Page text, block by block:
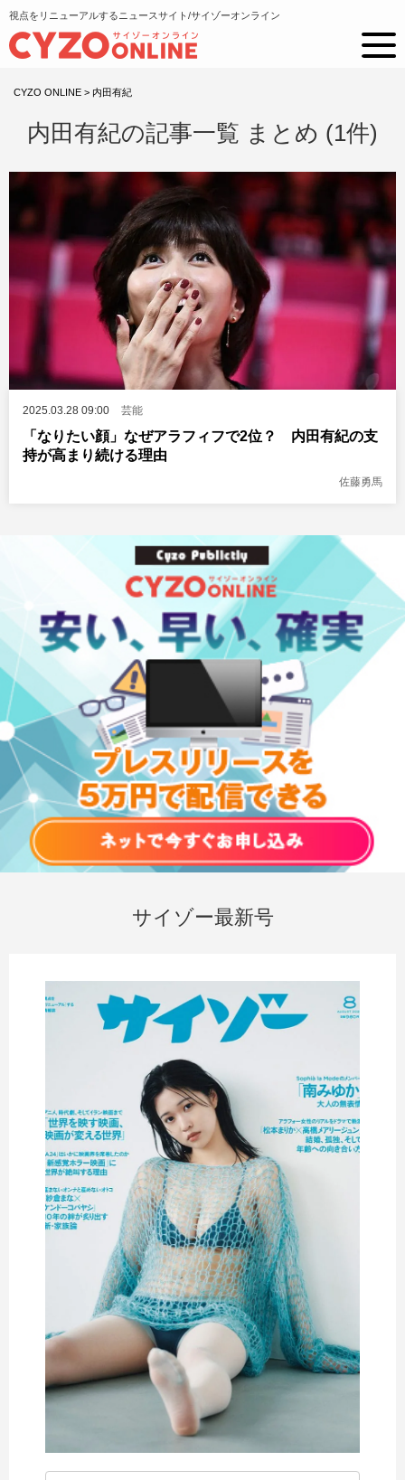
視点をリニューアルするニュースサイト/サイゾーオンライン
CYZO ONLINE > 内田有紀
内田有紀の記事一覧 まとめ (1件)
2025.03.28 09:00 芸能
「なりたい顔」なぜアラフィフで2位？ 内田有紀の支
持が高まり続ける理由
佐藤勇馬
サイゾー最新号